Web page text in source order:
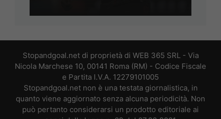
Stopandgoal.net di proprietà di WEB 365 SRL - Via
Nicola Marchese 10, 00141 Roma (RM) - Codice Fiscale
e Partita I.V.A. 12279101005
Stopandgoal.net non è una testata giornalistica, in
quanto viene aggiornato senza alcuna periodicità. Non
può pertanto considerarsi un prodotto editoriale ai